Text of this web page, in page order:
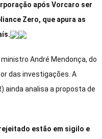
após Vorcaro ser
Zero, que apura as
André Mendonça, do
das investigações. A
ainda analisa a proposta de
estão em sigilo e